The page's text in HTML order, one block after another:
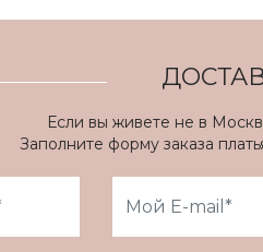
Если вы живете не в
Заполните форму заказа